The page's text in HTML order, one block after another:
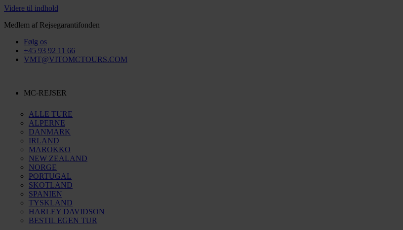
Videre til indhold
Medlem af Rejsegarantifonden
Følg os
+45 93 92 11 66
VMT@VITOMCTOURS.COM
MC-REJSER
ALLE TURE
ALPERNE
DANMARK
IRLAND
MAROKKO
NEW ZEALAND
NORGE
PORTUGAL
SKOTLAND
SPANIEN
TYSKLAND
HARLEY DAVIDSON
BESTIL EGEN TUR